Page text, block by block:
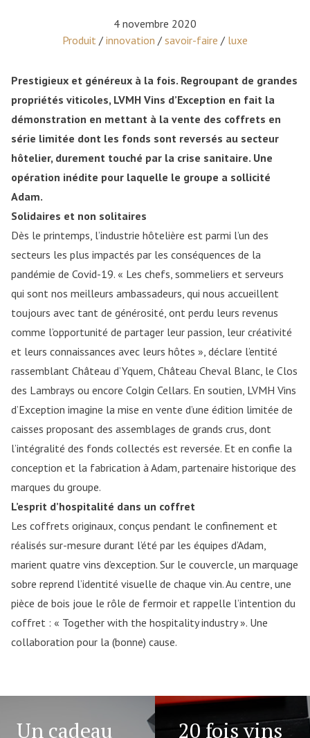
4 novembre 2020
Posted in
Produit / innovation / savoir-faire / luxe
Prestigieux et généreux à la fois. Regroupant de grandes
propriétés viticoles, LVMH Vins d’Exception en fait la
démonstration en mettant à la vente des coffrets en
série limitée dont les fonds sont reversés au secteur
hôtelier, durement touché par la crise sanitaire. Une
opération inédite pour laquelle le groupe a sollicité
Adam.
Solidaires et non solitaires
Dès le printemps, l’industrie hôtelière est parmi l’un des
secteurs les plus impactés par les conséquences de la
pandémie de Covid-19. « Les chefs, sommeliers et serveurs
qui sont nos meilleurs ambassadeurs, qui nous accueillent
toujours avec tant de générosité, ont perdu leurs revenus
comme l’opportunité de partager leur passion, leur créativité
et leurs connaissances avec leurs hôtes », déclare l’entité
rassemblant Château d’Yquem, Château Cheval Blanc, le Clos
des Lambrays ou encore Colgin Cellars. En soutien, LVMH Vins
d’Exception imagine la mise en vente d’une édition limitée de
caisses proposant des assemblages de grands crus, dont
l’intégralité des fonds collectés est reversée. Et en confie la
conception et la fabrication à Adam, partenaire historique des
marques du groupe.
L’esprit d’hospitalité dans un coffret
Les coffrets originaux, conçus pendant le confinement et
réalisés sur-mesure durant l’été par les équipes d’Adam,
marient quatre vins d’exception. Sur le couvercle, un marquage
sobre reprend l’identité visuelle de chaque vin. Au centre, une
pièce de bois joue le rôle de fermoir et rappelle l’intention du
coffret : « Together with the hospitality industry ». Une
collaboration pour la (bonne) cause.
Un cadeau 20 fois vins